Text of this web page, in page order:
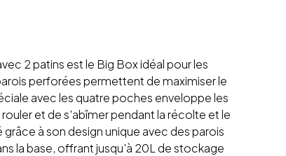
2 patins est le Big Box idéal pour les
perforées permettent de maximiser le
avec les quatre poches enveloppe les
et de s'abîmer pendant la récolte et le
à son design unique avec des parois
la base, offrant jusqu'à 20L de stockage